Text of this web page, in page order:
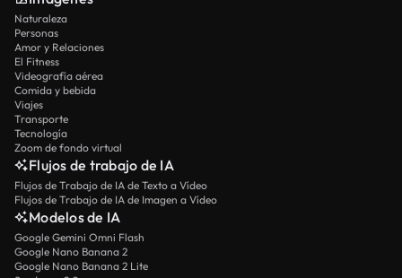
Naturaleza
Personas
Amor y Relaciones
El Fitness
Videografía aérea
Comida y bebida
Viajes
Transporte
Tecnología
Zoom de fondo virtual
Flujos de trabajo de IA
Flujos de Trabajo de IA de Texto a Vídeo
Flujos de Trabajo de IA de Imagen a Vídeo
Modelos de IA
Google Gemini Omni Flash
Google Nano Banana 2
Google Nano Banana 2 Lite